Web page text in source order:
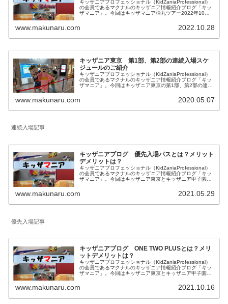
キッザニアプロフェッショナル（KidZaniaProfessional）
の会員であるマクナルのキッザニア情報紹介ブログ「キッ
ザマニア」。今回はキッザマニア弾丸ツアー2022年10月
www.makunaru.com 2022.10.28
キッザニア東京 第1部、第2部の連続入場スケ
ジュールのご紹介
キッザニアプロフェッショナル（KidZaniaProfessional）
の会員であるマクナルのキッザニア情報紹介ブログ「キッ
ザマニア」。今回はキッザニア東京の第1部、第2部の連続
www.makunaru.com 2020.05.07
連続入場記事
キッザニアブログ 優先入場パスとは？メリット
デメリットは？
キッザニアプロフェッショナル（KidZaniaProfessional）
の会員であるマクナルのキッザニア情報紹介ブログ「キッ
ザマニア」。今回はキッザニア東京とキッザニア甲子園の
ス」について内容とメリットデメリットを私見を含めてご
紹介します。
www.makunaru.com 2021.05.29
優先入場記事
キッザニアブログ ONE TWO PLUSとは？メリ
ットデメリットは？
キッザニアプロフェッショナル（KidZaniaProfessional）
の会員であるマクナルのキッザニア情報紹介ブログ「キッ
ザマニア」。今回はキッザニア東京とキッザニア甲子園の
とメリットデメリットを私見を含めてご紹介します。
www.makunaru.com 2021.10.16